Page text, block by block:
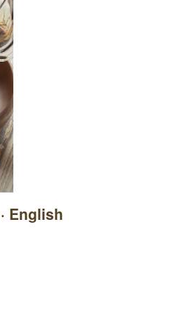
English